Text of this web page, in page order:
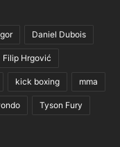
Daniel Dubois
Filip Hrgović
kick boxing mma
Tyson Fury